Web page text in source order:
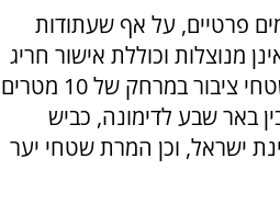
פרטיים, על אף שעתודות
מנוצלות וכוללת אישור חריג
לפיתוח והקמת מבנים ושטחי ציבור במרחק של 10 מטרים
המרכזי בין באר שבע לדימונה, כביש
ישראל, וכן המרת שטחי יער